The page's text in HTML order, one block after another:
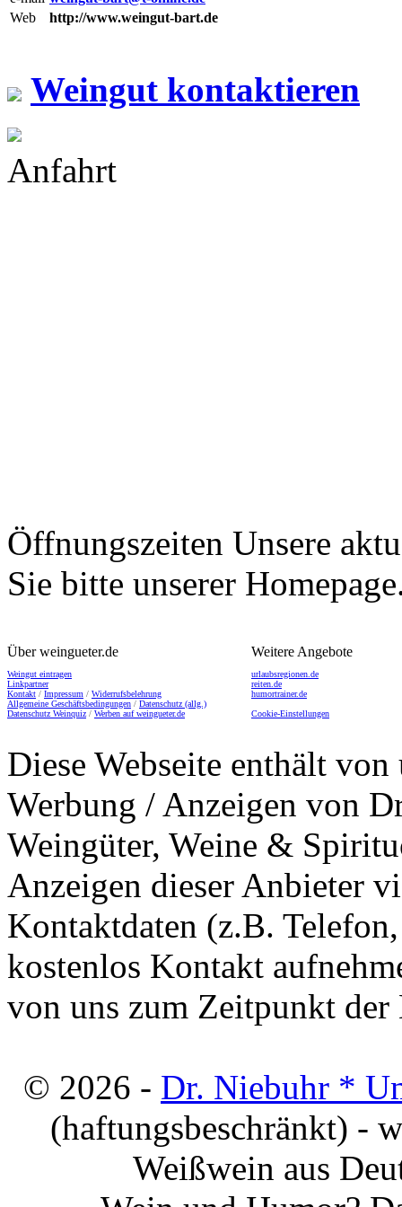
Web
http://www.weingut-bart.de
Weingut kontaktieren
Anfahrt
Öffnungszeiten Unsere
Sie bitte unserer
Über weingueter.de
Weingut eintragen
Linkpartner
Kontakt / Impressum / Widerrufsbelehrung
Allgemeine Geschäftsbedingungen / Datenschutz (allg.)
Datenschutz Weinquiz / Werben auf weingueter.de
Weitere Angebote
urlaubsregionen.de
reiten.de
humortrainer.de
Cookie-Einstellungen
Diese Webseite enthält
Werbung / Anzeigen von
Weingüter, Weine &
Anzeigen dieser Anbieter
Kontaktdaten (z.B.
kostenlos Kontakt
von uns zum Zeitpunkt
© 2026 - Dr. Niebuhr *
(haftungsbeschränkt) -
Weißwein aus